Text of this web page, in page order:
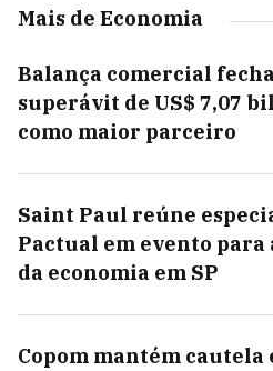
Mais de Economia
Balança comercial
superávit de US$ 7,07
como maior parceiro
Saint Paul reúne
Pactual em evento
da economia em SP
Copom mantém